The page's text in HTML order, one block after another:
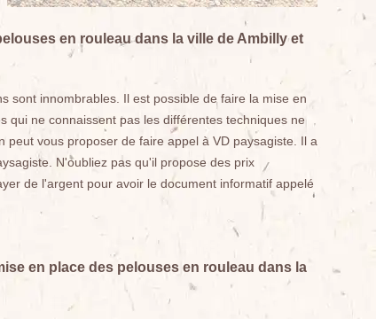
en rouleau dans la ville de Ambilly et
sont innombrables. Il est possible de faire la mise en
qui ne connaissent pas les différentes techniques ne
vous proposer de faire appel à VD paysagiste. Il a
N'oubliez pas qu'il propose des prix
de l'argent pour avoir le document informatif appelé
en place des pelouses en rouleau dans la